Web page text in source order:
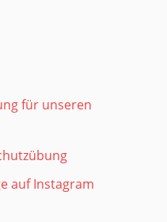
für unseren
auf Instagram